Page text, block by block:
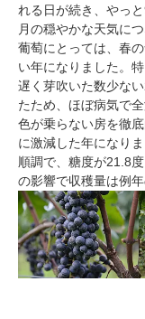
れる日が続き、やっ
月の穏やかな天気につ
葡萄にとっては、春
い年になりました。
遅く芽吹いた数少な
たため、ほぼ病気で
色が乗らない房を徹
に激減した年になり
順調で、糖度が21.8
の影響で収穫量は例年